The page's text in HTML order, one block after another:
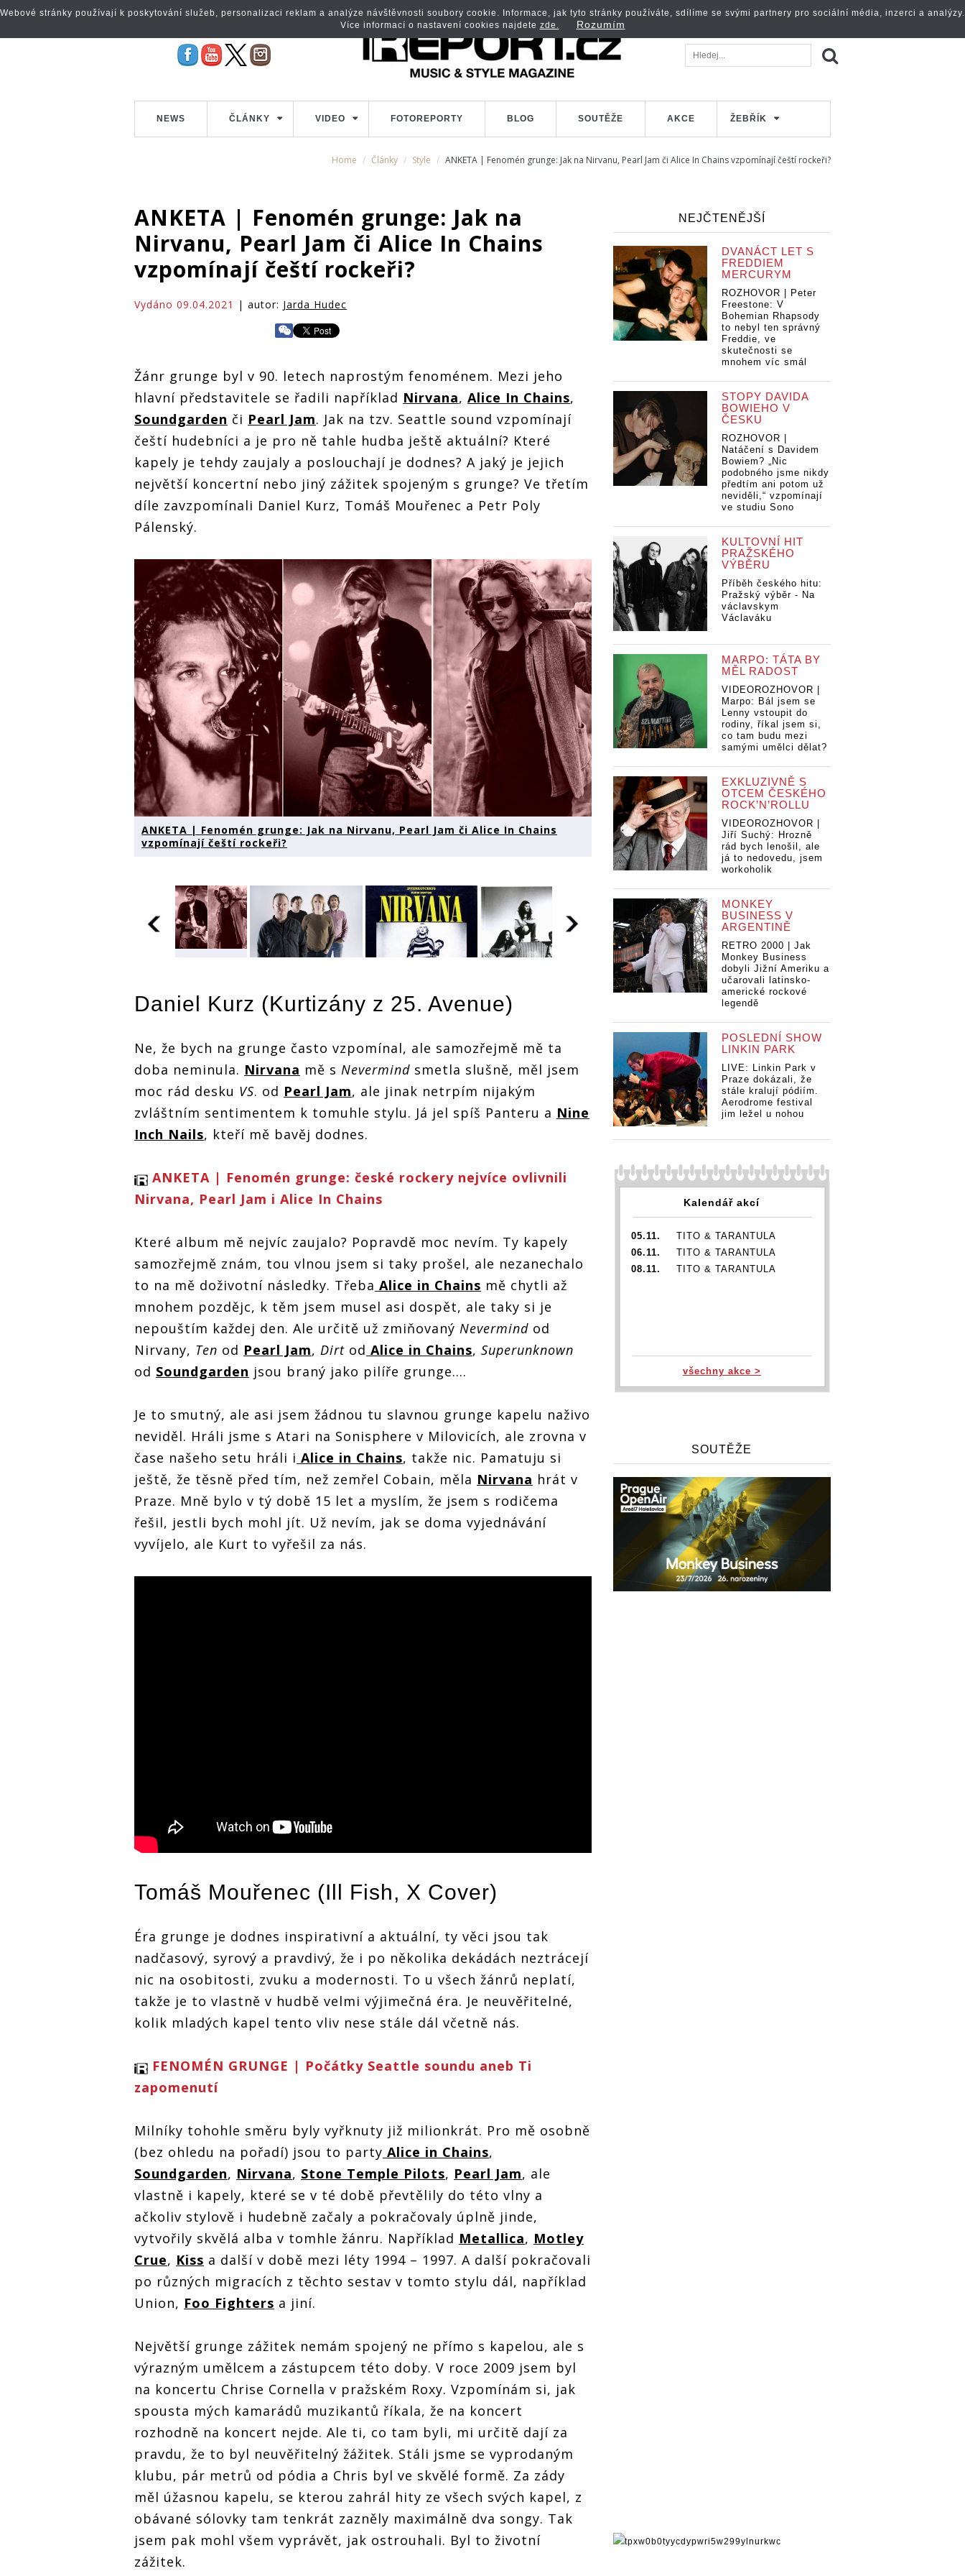
NEWS ČLÁNKY VIDEO FOTOREPORTY BLOG SOUTĚŽE AKCE ŽEBŘÍK
Home Články Style ANKETA | Fenomén grunge: Jak na Nirvanu, Pearl Jam či Alice In Chains vzpomínají čeští rockeři?
ANKETA | Fenomén grunge: Jak na
Nirvanu, Pearl Jam či Alice In Chains
vzpomínají čeští rockeři?
Vydáno 09.04.2021 | autor: Jarda Hudec
Žánr grunge byl v 90. letech naprostým fenoménem. Mezi jeho
hlavní představitele se řadili například Nirvana, Alice In Chains,
Soundgarden či Pearl Jam. Jak na tzv. Seattle sound vzpomínají
čeští hudebníci a je pro ně tahle hudba ještě aktuální? Které
kapely je tehdy zaujaly a poslouchají je dodnes? A jaký je jejich
největší koncertní nebo jiný zážitek spojeným s grunge? Ve třetím
díle zavzpomínali Daniel Kurz, Tomáš Mouřenec a Petr Poly
Pálenský.
ANKETA | Fenomén grunge: Jak na Nirvanu, Pearl Jam či Alice In Chains
vzpomínají čeští rockeři?
Nirvanu, Pearl
Jam či Alice In
vzpomínají čeští
rockeři?
grunge: Jak na
Nirvanu, Pearl
vzpomínají čeští
rockeři?
ANKETA |
grunge: Jak na
Nirvanu, Pearl
Jam či Alice In
grunge: Jak na
Nirvanu, Pearl
vzpomínají čeští
rockeři?
ANKETA |
Fenomén
grunge: Jak na
Nirvanu, Pearl
Jam či Alice In
Chains
vzpomínají čeští
ANKETA |
grunge: Jak na
Nirvanu, Pearl
Jam či Alice In
Chains
vzpomínají čeští
rockeři?
Daniel Kurz (Kurtizány z 25. Avenue)
Ne, že bych na grunge často vzpomínal, ale samozřejmě mě ta
doba neminula. Nirvana mě s Nevermind smetla slušně, měl jsem
moc rád desku VS. od Pearl Jam, ale jinak netrpím nijakým
zvláštním sentimentem k tomuhle stylu. Já jel spíš Panteru a Nine
Inch Nails, kteří mě bavěj dodnes.
ANKETA | Fenomén grunge: české rockery nejvíce ovlivnili
Nirvana, Pearl Jam i Alice In Chains
Které album mě nejvíc zaujalo? Popravdě moc nevím. Ty kapely
samozřejmě znám, tou vlnou jsem si taky prošel, ale nezanechalo
to na mě doživotní následky. Třeba Alice in Chains mě chytli až
mnohem pozdějc, k těm jsem musel asi dospět, ale taky si je
nepouštím každej den. Ale určitě už zmiňovaný Nevermind od
Nirvany, Ten od Pearl Jam, Dirt od Alice in Chains, Superunknown
od Soundgarden jsou braný jako pilíře grunge….
Je to smutný, ale asi jsem žádnou tu slavnou grunge kapelu naživo
neviděl. Hráli jsme s Atari na Sonisphere v Milovicích, ale zrovna v
čase našeho setu hráli i Alice in Chains, takže nic. Pamatuju si
ještě, že těsně před tím, než zemřel Cobain, měla Nirvana hrát v
Praze. Mně bylo v tý době 15 let a myslím, že jsem s rodičema
řešil, jestli bych mohl jít. Už nevím, jak se doma vyjednávání
vyvíjelo, ale Kurt to vyřešil za nás.
Tomáš Mouřenec (Ill Fish, X Cover)
Éra grunge je dodnes inspirativní a aktuální, ty věci jsou tak
nadčasový, syrový a pravdivý, že i po několika dekádách neztrácejí
nic na osobitosti, zvuku a modernosti. To u všech žánrů neplatí,
takže je to vlastně v hudbě velmi výjimečná éra. Je neuvěřitelné,
kolik mladých kapel tento vliv nese stále dál včetně nás.
FENOMÉN GRUNGE | Počátky Seattle soundu aneb Ti
zapomenutí
Milníky tohohle směru byly vyřknuty již milionkrát. Pro mě osobně
(bez ohledu na pořadí) jsou to party Alice in Chains,
Soundgarden, Nirvana, Stone Temple Pilots, Pearl Jam, ale
vlastně i kapely, které se v té době převtělily do této vlny a
ačkoliv stylově i hudebně začaly a pokračovaly úplně jinde,
vytvořily skvělá alba v tomhle žánru. Například Metallica, Motley
Crue, Kiss a další v době mezi léty 1994 – 1997. A další pokračovali
po různých migracích z těchto sestav v tomto stylu dál, například
Union, Foo Fighters a jiní.
Největší grunge zážitek nemám spojený ne přímo s kapelou, ale s
výrazným umělcem a zástupcem této doby. V roce 2009 jsem byl
na koncertu Chrise Cornella v pražském Roxy. Vzpomínám si, jak
spousta mých kamarádů muzikantů říkala, že na koncert
rozhodně na koncert nejde. Ale ti, co tam byli, mi určitě dají za
pravdu, že to byl neuvěřitelný žážitek. Stáli jsme se vyprodaným
klubu, pár metrů od pódia a Chris byl ve skvělé formě. Za zády
měl úžasnou kapelu, se kterou zahrál hity ze všech svých kapel, z
obávané sólovky tam tenkrát zazněly maximálně dva songy. Tak
jsem pak mohl všem vyprávět, jak ostrouhali. Byl to životní
zážitek.
NEJČTENĚJŠÍ
DVANÁCT LET S
FREDDIEM
MERCURYM
ROZHOVOR | Peter
Freestone: V
Bohemian Rhapsody
to nebyl ten správný
Freddie, ve
skutečnosti se
mnohem víc smál
STOPY DAVIDA
BOWIEHO V
ČESKU
ROZHOVOR |
Natáčení s Davidem
Bowiem? „Nic
podobného jsme nikdy
předtím ani potom už
neviděli,“ vzpomínají
ve studiu Sono
KULTOVNÍ HIT
PRAŽSKÉHO
VÝBĚRU
Příběh českého hitu:
Pražský výběr - Na
václavskym
Václaváku
MARPO: TÁTA BY
MĚL RADOST
VIDEOROZHOVOR |
Marpo: Bál jsem se
Lenny vstoupit do
rodiny, říkal jsem si,
co tam budu mezi
samými umělci dělat?
EXKLUZIVNĚ S
OTCEM ČESKÉHO
ROCK’N’ROLLU
VIDEOROZHOVOR |
Jiří Suchý: Hrozně
rád bych lenošil, ale
já to nedovedu, jsem
workoholik
MONKEY
BUSINESS V
ARGENTINĚ
RETRO 2000 | Jak
Monkey Business
dobyli Jižní Ameriku a
učarovali latinsko-
americké rockové
legendě
POSLEDNÍ SHOW
LINKIN PARK
LIVE: Linkin Park v
Praze dokázali, že
stále kralují pódiím.
Aerodrome festival
jim ležel u nohou
Kalendář akcí
05.11.
TITO & TARANTULA
06.11.
TITO & TARANTULA
08.11.
TITO & TARANTULA
všechny akce >
SOUTĚŽE
Webové stránky používají k poskytování služeb, personalizaci reklam a analýze návštěvnosti soubory cookie. Informace, jak tyto stránky používáte, sdílíme se svými partnery pro sociální média, inzerci a analýzy.
Více informací o nastavení cookies najdete zde. Rozumím